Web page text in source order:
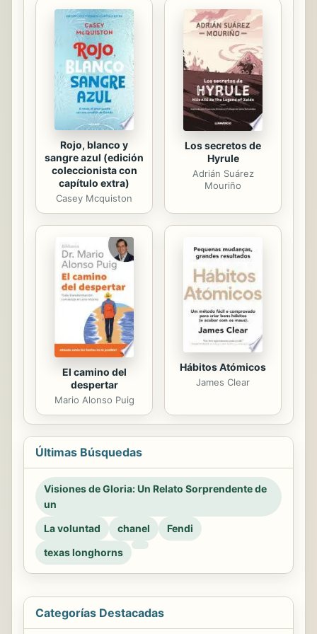
respuesta. En la novela se muestra
su evolución, cómo va aprendiendo y
comprendiendo el singular mundo
que habita y sus incursiones en el
espacio de los klonos y de los
perdidos, acompañado por su amiga
Deia. Cuando finalmente ...
Rojo, blanco y
sangre azul (edición
coleccionista con
capítulo extra)
Casey Mcquiston
Los secretos de
Hyrule
Adrián Suárez
Mouriño
El camino del
despertar
Mario Alonso Puig
Hábitos Atómicos
James Clear
Últimas Búsquedas
Visiones de Gloria: Un Relato Sorprendente de
un
La voluntad
chanel
Fendi
texas longhorns
Categorías Destacadas